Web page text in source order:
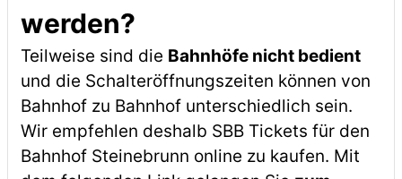
werden?
Teilweise sind die Bahnhöfe nicht bedient
und die Schalteröffnungszeiten können von
Bahnhof zu Bahnhof unterschiedlich sein.
Wir empfehlen deshalb SBB Tickets für den
Bahnhof Steinebrunn online zu kaufen. Mit